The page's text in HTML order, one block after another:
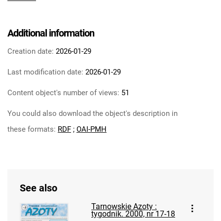
Tarnowie. 1984
Azotowych im. Feliksa Dzierżyńskiego w
Tarnowie. 1985
Azotowych im. Feliksa Dzierżyńskiego w
Tarnowskie Azoty : tygodnik Zakładów
Azotowych im. Feliksa Dzierżyńskiego w
Tarnowie. 1988
Azotowych im. Feliksa Dzierżyńskiego w
Additional information
Creation date: 2026-01-29
Last modification date: 2026-01-29
Content object's number of views: 51
You could also download the object's description in
these formats: RDF ; OAI-PMH
See also
Tarnowskie Azoty :
tygodnik. 2000, nr 17-18